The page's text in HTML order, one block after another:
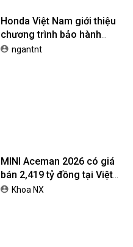
Honda Việt Nam giới thiệu
chương trình bảo hành
chính hãng lên tới 10 năm
ngantnt
MINI Aceman 2026 có giá
bán 2,419 tỷ đồng tại Việt
NamKhoa NX